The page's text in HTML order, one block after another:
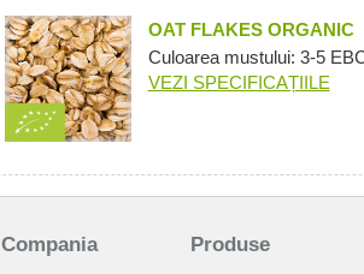
OAT FLAKES ORGANIC
Culoarea mustului: 3-5
VEZI SPECIFICAȚIILE
Compania Produse